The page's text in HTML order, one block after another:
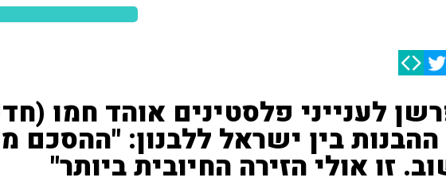
בין ישראל ללבנון: "ההסכם
זו אולי הזירה החיובית ביותר"